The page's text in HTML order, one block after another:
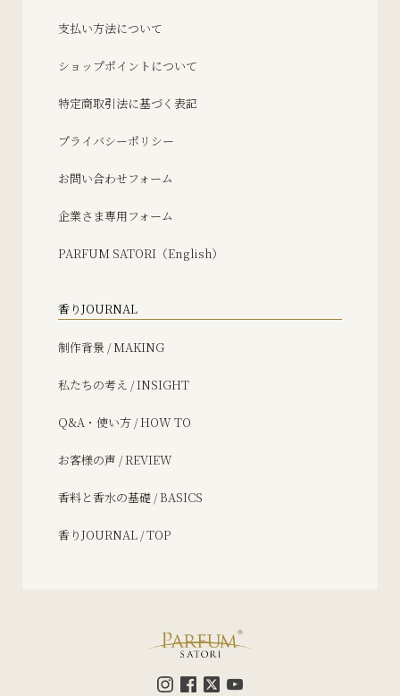
支払い方法について
ショップポイントについて
特定商取引法に基づく表記
プライバシーポリシー
お問い合わせフォーム
企業さま専用フォーム
PARFUM SATORI（English）
香りJOURNAL
制作背景 / MAKING
私たちの考え / INSIGHT
Q&A・使い方 / HOW TO
お客様の声 / REVIEW
香料と香水の基礎 / BASICS
香りJOURNAL / TOP